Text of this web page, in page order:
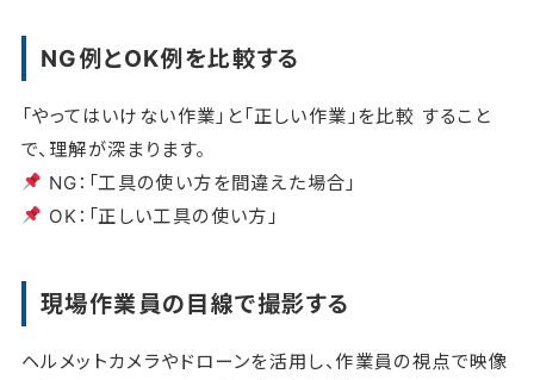
NG例とOK例を比較する
「やってはいけない作業」と「正しい作業」を比較 すること
で、理解が深まります。
NG：「工具の使い方を間違えた場合」
OK：「正しい工具の使い方」
現場作業員の目線で撮影する
ヘルメットカメラやドローンを活用し、作業員の視点で映像